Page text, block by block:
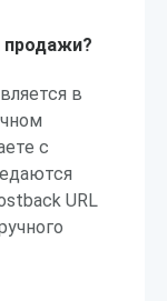
продажи?
в
с
URL